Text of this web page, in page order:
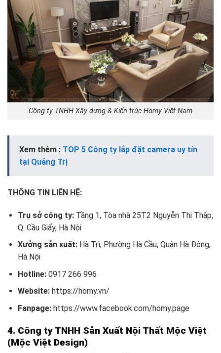
Công ty TNHH Xây dựng & Kiến trúc Homy Việt Nam
Xem thêm : TOP 5 Công ty lắp đặt camera uy tín
tại Quảng Trị
THÔNG TIN LIÊN HỆ:
Trụ sở công ty:Tầng 1, Tòa nhà 25T2 Nguyễn Thị Thập,
Q. Cầu Giấy, Hà Nội
Xưởng sản xuất: Hà Trì, Phường Hà Cầu, Quận Hà Đông,
Hà Nội
Hotline:0917 266 996
Website: https://homy.vn/
Fanpage: https://www.facebook.com/homy.page
4. Công ty TNHH Sản Xuất Nội Thất Mộc Việt
(Mộc Việt Design)